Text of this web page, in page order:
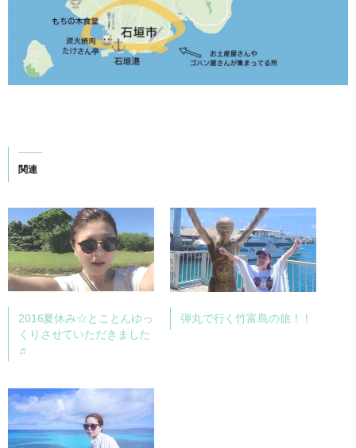
関連
2016夏休み☆とことんゆっ
くりさせていただきました
♬
弾丸で行く竹富島の旅！！